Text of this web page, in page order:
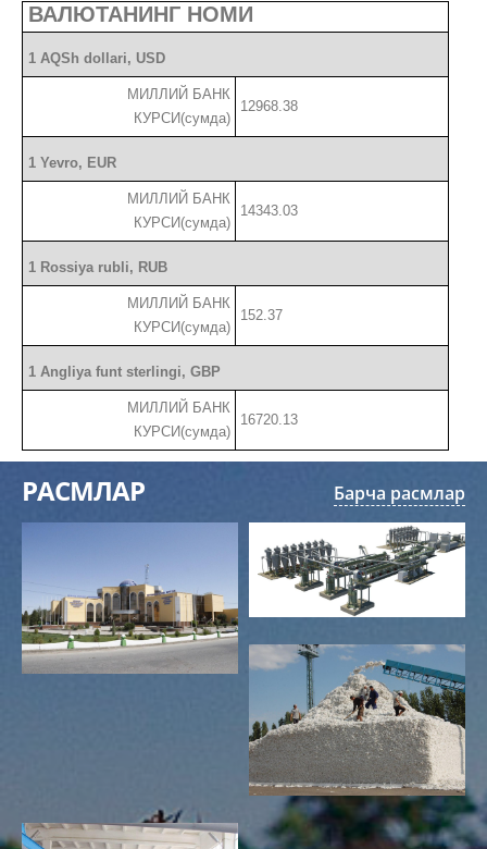
ВАЛЮТАНИНГ НОМИ
1 AQSh dollari, USD
МИЛЛИЙ БАНК
КУРСИ(сумда)
12968.38
1 Yevro, EUR
МИЛЛИЙ БАНК
КУРСИ(сумда)
14343.03
1 Rossiya rubli, RUB
МИЛЛИЙ БАНК
КУРСИ(сумда)
152.37
1 Angliya funt sterlingi, GBP
МИЛЛИЙ БАНК
КУРСИ(сумда)
16720.13
РАСМЛАР Барча расмлар